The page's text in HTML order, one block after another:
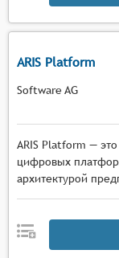
ARIS Platform
Software AG
ARIS Platform —
цифровых
архитектурой